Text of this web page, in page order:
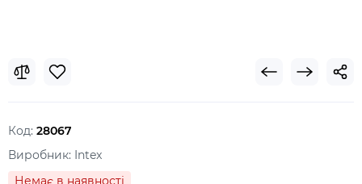
Код: 28067
Виробник: Intex
Немає в наявності